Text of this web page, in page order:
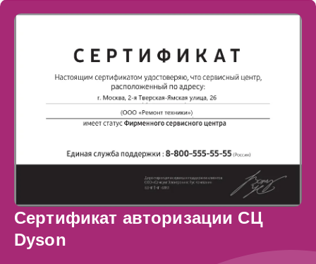
Сертификат авторизации СЦ
Dyson